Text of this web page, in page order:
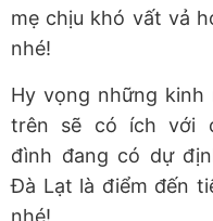
mẹ chịu khó vất vả
nhé!
Hy vọng những kinh
trên sẽ có ích với
đình đang có dự
Đà Lạt là điểm đến
nhé!